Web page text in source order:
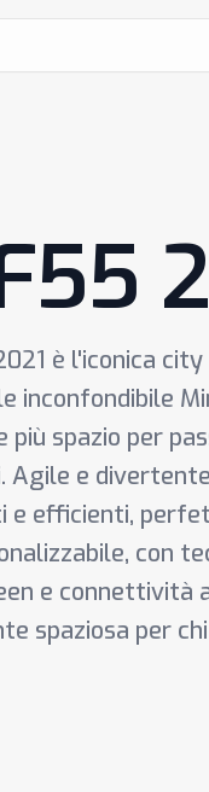
è l'iconica
inconfondibile
spazio per
e
e efficienti,
con
e connettività
spaziosa per